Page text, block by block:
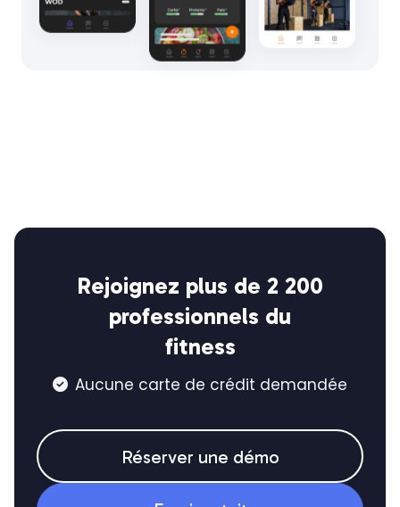
Rejoignez plus de 2 200
professionnels du
fitness
 Aucune carte de crédit demandée
Réserver une démo